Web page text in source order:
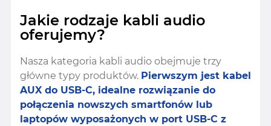
Jakie rodzaje kabli audio
oferujemy?
Nasza kategoria kabli audio obejmuje trzy
główne typy produktów. Pierwszym jest kabel
AUX do USB-C, idealne rozwiązanie do
połączenia nowszych smartfonów lub
laptopów wyposażonych w port USB-C z